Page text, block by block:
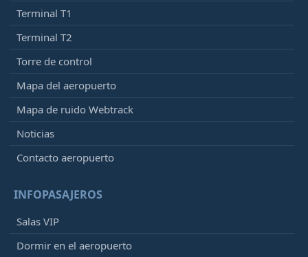
Terminal T1
Terminal T2
Torre de control
Mapa del aeropuerto
Mapa de ruido Webtrack
Noticias
Contacto aeropuerto
INFOPASAJEROS
Salas VIP
Dormir en el aeropuerto